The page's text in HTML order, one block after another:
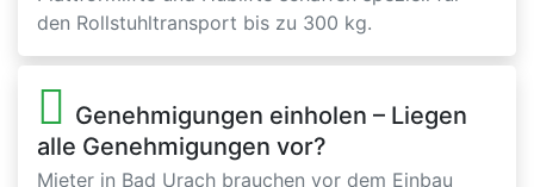
den Rollstuhltransport bis zu 300 kg.
Genehmigungen einholen – Liegen
alle Genehmigungen vor?
Mieter in Bad Urach brauchen vor dem Einbau